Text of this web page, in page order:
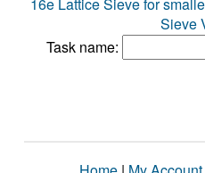
Sieve
Task name: